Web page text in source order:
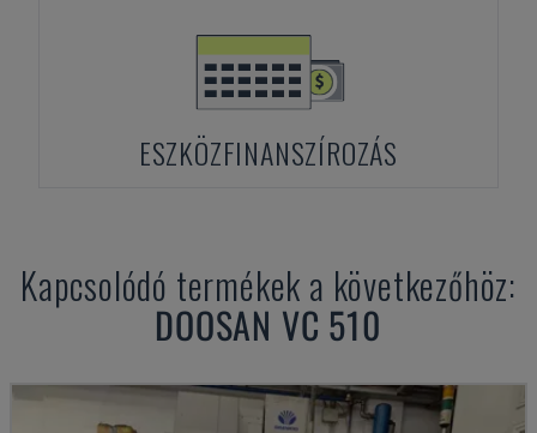
ESZKÖZFINANSZÍROZÁS
Kapcsolódó termékek a következőhöz:
DOOSAN VC 510